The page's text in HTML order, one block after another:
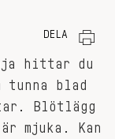
DELA
hittar du
blad
Blötlägg
mjuka. Kan